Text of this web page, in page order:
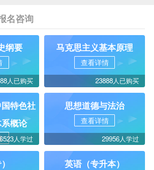
名咨询
纲要
人已购买
马克思主义基本原理
查看详情
23888人已购买
特色社
概论
人学过
思想道德与法治
查看详情
29956人学过
英语（专升本）